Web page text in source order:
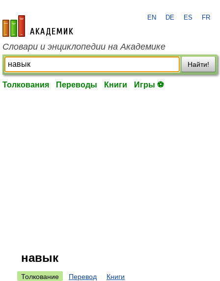
academic.ru
EN DE ES FR
Словари и энциклопедии на Академике
Найти!
Толкования Переводы Книги Игры ⚽
навык
Толкование Перевод Книги